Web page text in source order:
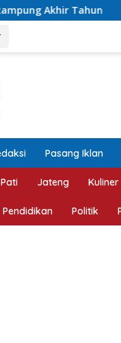
Asrori Terpilih
Pasang Iklan
Jateng Kuliner
Pendidikan Politik